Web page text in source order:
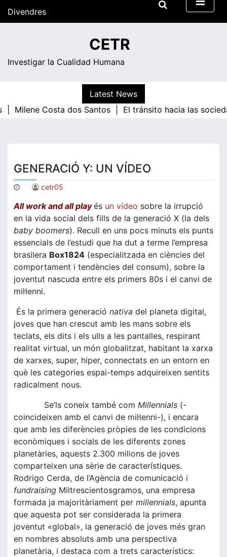
Divendres
CETR
Investigar la Cualidad Humana
Latest News
Milene Costa dos Santos | El tránsito hacia las
GENERACIÓ Y: UN VÍDEO
cetr05
All work and all play és un vídeo sobre la irrupció
en la vida social dels fills de la generació X (la dels
baby boomers). Recull en uns pocs minuts els punts
essencials de l’estudi que ha dut a terme l’empresa
brasilera Box1824 (especialitzada en ciències del
comportament i tendències del consum), sobre la
joventut nascuda entre els primers 80s i el canvi de
mil·lenni.
És la primera generació nativa del planeta digital,
joves que han crescut amb les mans sobre els
teclats, els dits i els ulls a les pantalles, respirant
realitat virtual, un món globalitzat, habitant la xarxa
de xarxes, super, hiper, connectats en un entorn en
què les categories espai-temps adquireixen sentits
radicalment nous.
Se’ls coneix també com Millennials (-
coincideixen amb el canvi de mil·lenni-), i encara
que amb les diferències pròpies de les condicions
econòmiques i socials de les diferents zones
planetàries, aquests 2.300 milions de joves
comparteixen una sèrie de característiques.
Rodrigo Cerda, de l’Agència de comunicació i
fundraising Miltrescientosgramos, una empresa
formada ja majoritàriament per millennials, apunta
que aquesta pot ser considerada la primera
joventut «global», la generació de joves més gran
en nombres absoluts amb una perspectiva
planetària, i destaca com a trets característics: